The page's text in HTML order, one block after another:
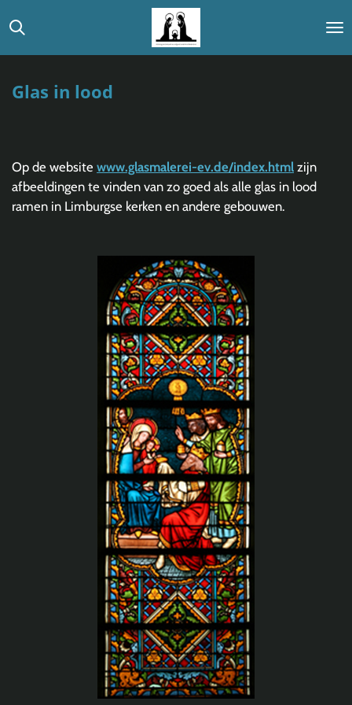
Ga
direct
naar
hoofdinhoud
Glas in lood
Op de website www.glasmalerei-ev.de/index.html zijn
afbeeldingen te vinden van zo goed als alle glas in lood
ramen in Limburgse kerken en andere gebouwen.